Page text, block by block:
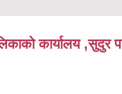
कार्यालय ,सुदुर